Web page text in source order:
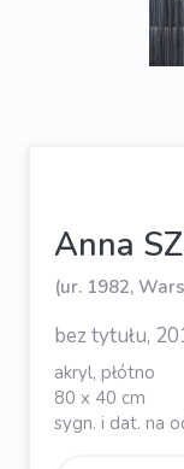
Anna
(ur. 1982,
bez tytułu,
akryl, płótno
80 x 40 cm
sygn. i dat. na